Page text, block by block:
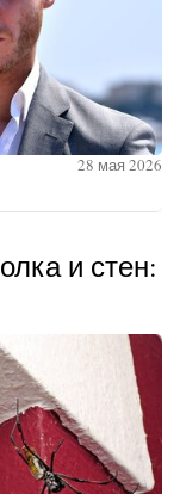
28 мая 2026
и стен: